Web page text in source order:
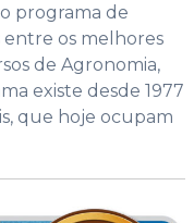
programa de
entre os melhores
de Agronomia,
existe desde 1977
que hoje ocupam